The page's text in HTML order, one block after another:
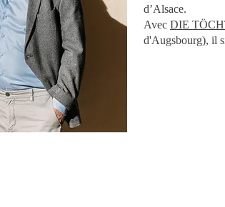
d’Alsace.
Avec DIE
d'Augsbourg), il